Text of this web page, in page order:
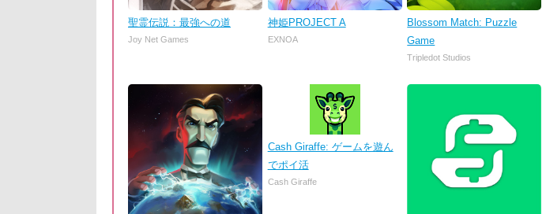
聖霊伝説：最強への道
Joy Net Games
神姫PROJECT A
EXNOA
Blossom Match: Puzzle
Game
Tripledot Studios
Cash Giraffe: ゲームを遊ん
でポイ活
Cash Giraffe